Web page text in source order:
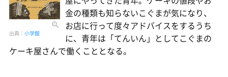
出典： 小学館
金の種類も知らないこぐまが気になり、
お店に行って度々アドバイスをするうち
に、青年は「てんいん」としてこぐまの
ケーキ屋さんで働くこととなる。